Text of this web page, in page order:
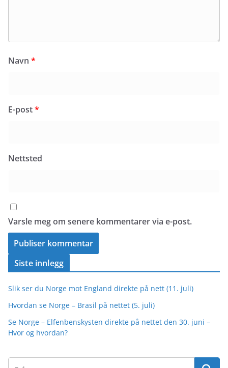
Navn *
E-post*
Nettsted
Varsle meg om senere kommentarer via e-post.
Siste innlegg
Slik ser du Norge mot England direkte på nett (11. juli)
Hvordan se Norge – Brasil på nettet (5. juli)
Se Norge – Elfenbenskysten direkte på nettet den 30. juni –
Hvor og hvordan?